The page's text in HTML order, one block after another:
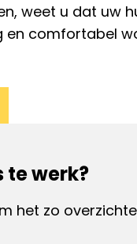
weet u dat uw
en comfortabel
te werk?
het zo